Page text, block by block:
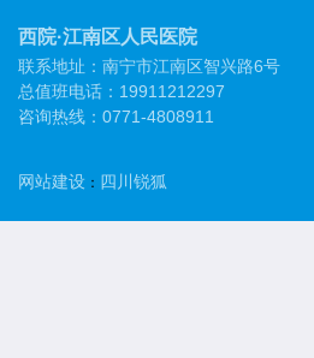
西院·江南区人民医院
联系地址：南宁市江南区智兴路6号
总值班电话：19911212297
咨询热线：0771-4808911
网站建设 ： 四川锐狐